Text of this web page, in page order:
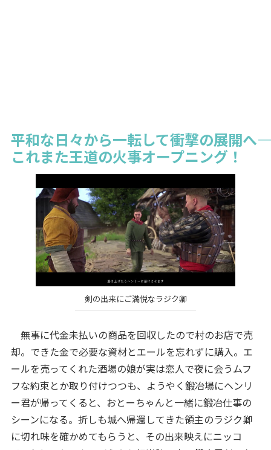
平和な日々から一転して衝撃の展開へ――
これまた王道の火事オープニング！
剣の出来にご満悦なラジク卿
無事に代金未払いの商品を回収したので村のお店で売
却。できた金で必要な資材とエールを忘れずに購入。エ
ールを売ってくれた酒場の娘が実は恋人で夜に会うムフ
フな約束とか取り付けつつも、ようやく鍛冶場にヘンリ
ー君が帰ってくると、おとーちゃんと一緒に鍛冶仕事の
シーンになる。折しも城へ帰還してきた領主のラジク卿
に切れ味を確かめてもらうと、その出来映えにニッコ